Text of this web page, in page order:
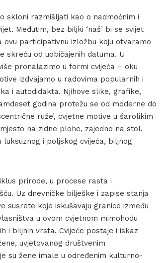
skloni razmišljati kao o nadmoćnim i
Međutim, bez biljki ‘naš’ bi se svijet
ovu participativnu izložbu koju otvaramo
skreću od uobičajenih datuma. U
pronalazimo u formi cvijeća – oku
izdvajamo u radovima popularnih i
i autodidakta. Njihove slike, grafike,
godina protežu se od moderne do
ruže’, cvjetne motive u šarolikim
na zidne plohe, zajedno na stol.
i poljskog cvijeća, biljnog
prirode, u procese rasta i
Uz dnevničke bilješke i zapise stanja
susrete koje iskušavaju granice između
u ovom cvjetnom mimohodu
i biljnih vrsta. Cvijeće postaje i iskaz
uvjetovanog društvenim
su žene imale u određenim kulturno-